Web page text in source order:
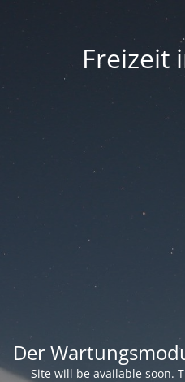
Freizeit
Der
Site will be available soon.